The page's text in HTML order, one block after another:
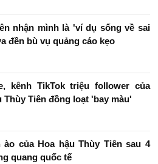
nhận mình là 'ví dụ sống về sai
đền bù vụ quảng cáo kẹo
kênh TikTok triệu follower của
Thùy Tiên đồng loạt 'bay màu'
ào của Hoa hậu Thùy Tiên sau 4
quang quốc tế